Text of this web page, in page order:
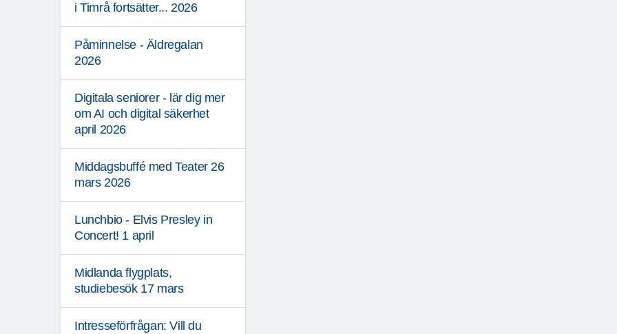
i Timrå fortsätter... 2026
Påminnelse - Äldregalan
2026
Digitala seniorer - lär dig mer
om AI och digital säkerhet
april 2026
Middagsbuffé med Teater 26
mars 2026
Lunchbio - Elvis Presley in
Concert! 1 april
Midlanda flygplats,
studiebesök 17 mars
Intresseförfrågan: Vill du